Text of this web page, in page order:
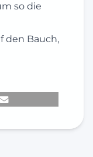
so die
den Bauch,